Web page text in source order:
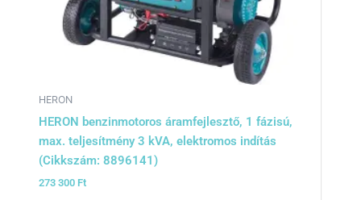
HERON
HERON benzinmotoros áramfejlesztő, 1 fázisú,
max. teljesítmény 3 kVA, elektromos indítás
(Cikkszám: 8896141)
273 300 Ft